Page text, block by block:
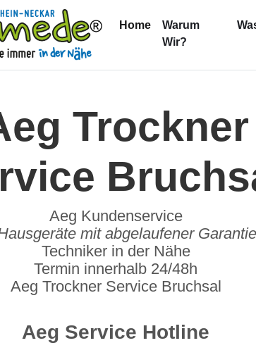
Home (current)
Warum
Wir?
Trockner
Aeg Kundenservice
mit abgelaufener Garantie
Techniker in der Nähe
Termin innerhalb 24/48h
Aeg Trockner Service Bruchsal
Aeg Service Hotline